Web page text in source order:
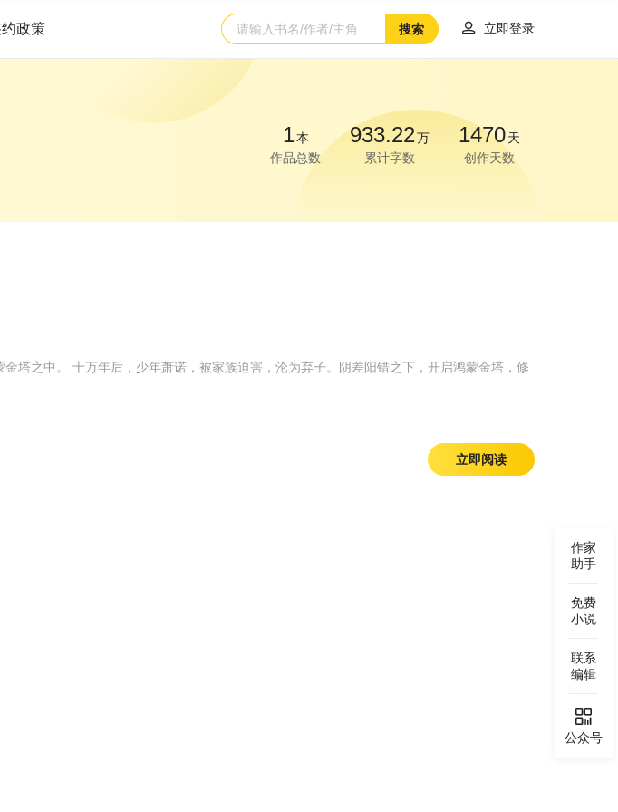
政策 搜索  立即登录
1本
作品总数
933.22万
累计字数
1470天
创作天数
塔之中。 十万年后，少年萧诺，被家族迫害，沦为弃子。阴差阳错之下，开启鸿蒙金塔，修
立即阅读
作家
助手
免费
小说
联系
编辑

公众号